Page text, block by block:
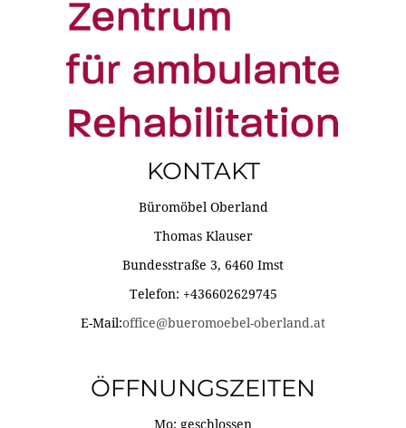
KONTAKT
Büromöbel Oberland
Thomas Klauser
Bundesstraße 3, 6460 Imst
Telefon: +436602629745
E-Mail:office@bueromoebel-oberland.at
ÖFFNUNGSZEITEN
Mo: geschlossen